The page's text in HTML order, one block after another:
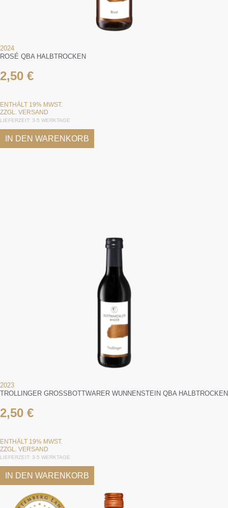
2024
ROSÉ QBA HALBTROCKEN
2,50 €
ENTHÄLT 19% MWST.
ZZGL. VERSAND
LIEFERZEIT: 3-5 WERKTAGE
IN DEN WARENKORB
2023
TROLLINGER GROSSBOTTWARER WUNNENSTEIN QBA HALBTROCKEN
2,50 €
ENTHÄLT 19% MWST.
ZZGL. VERSAND
LIEFERZEIT: 3-5 WERKTAGE
IN DEN WARENKORB